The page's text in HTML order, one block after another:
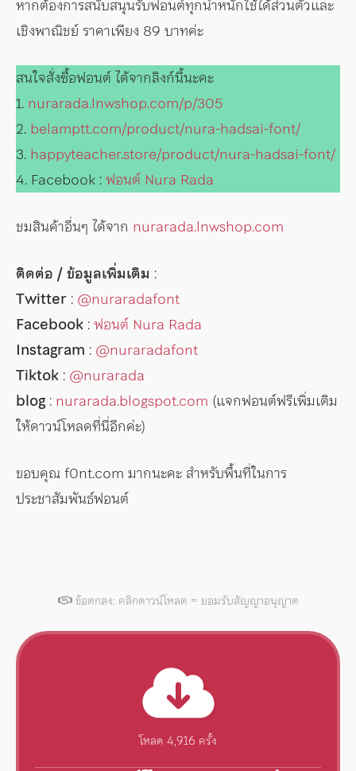
หากต้องการสนับสนุนรับฟอนต์ทุกน้ำหนักใช้ได้ส่วนตัวและ
เชิงพาณิชย์ ราคาเพียง 89 บาทค่ะ
สนใจสั่งซื้อฟอนต์ ได้จากลิงก์นี้นะคะ
1. nurarada.lnwshop.com/p/305
2. belamptt.com/product/nura-hadsai-font/
3. happyteacher.store/product/nura-hadsai-font/
4. Facebook :ฟอนต์ Nura Rada
ชมสินค้าอื่นๆ ได้จาก nurarada.lnwshop.com
ติดต่อ / ข้อมูลเพิ่มเติม :
Twitter : @nuraradafont
Facebook :ฟอนต์ Nura Rada
Instagram : @nuraradafont
Tiktok : @nurarada
blog : nurarada.blogspot.com (แจกฟอนต์ฟรีเพิ่มเติม
ให้ดาวน์โหลดที่นี่อีกค่ะ)
ขอบคุณ f0nt.com มากนะคะ สำหรับพื้นที่ในการ
ประชาสัมพันธ์ฟอนต์
ข้อตกลง: คลิกดาวน์โหลด = ยอมรับสัญญาอนุญาต
โหลด 4,916 ครั้ง